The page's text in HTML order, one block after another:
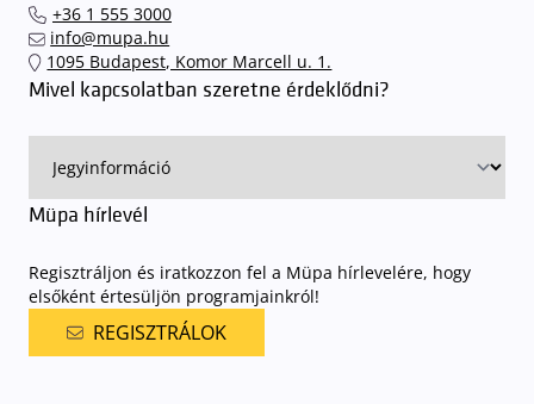
+36 1 555 3000
info@mupa.hu
1095 Budapest, Komor Marcell u. 1.
Mivel kapcsolatban szeretne érdeklődni?
Müpa hírlevél
Regisztráljon és iratkozzon fel a Müpa hírlevelére, hogy
elsőként értesüljön programjainkról!
REGISZTRÁLOK